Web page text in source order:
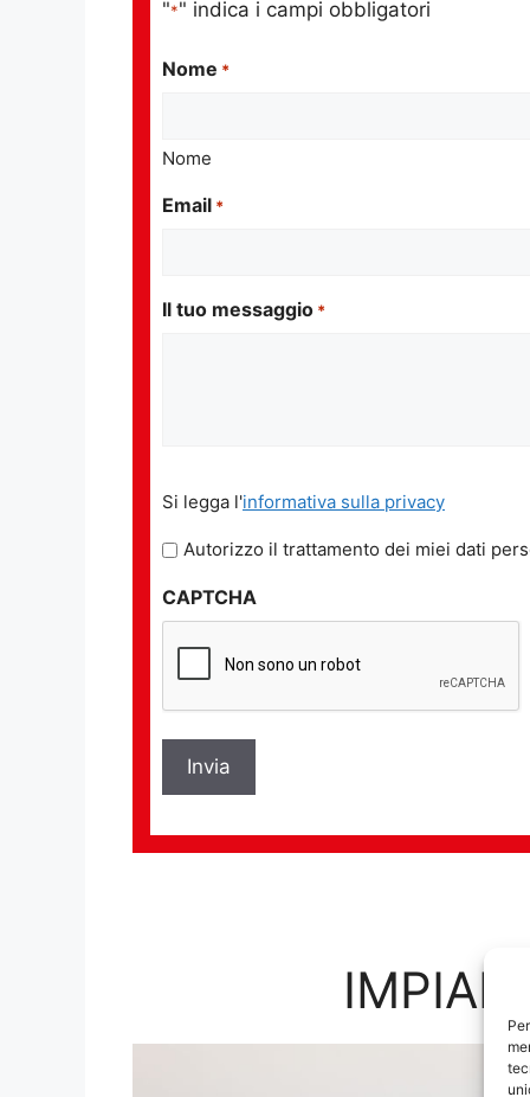
"*" indica i campi obbligatori
Nome *
Nome
Email *
Il tuo messaggio *
legga
l'informativa
privacy
Si legga l'informativa sulla privacy
Autorizzo il trattamento dei miei dati
CAPTCHA